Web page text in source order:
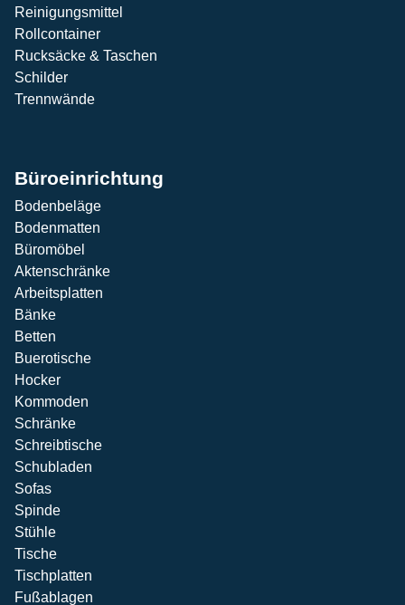
Reinigungsmittel
Rollcontainer
Rucksäcke & Taschen
Schilder
Trennwände
Büroeinrichtung
Bodenbeläge
Bodenmatten
Büromöbel
Aktenschränke
Arbeitsplatten
Bänke
Betten
Buerotische
Hocker
Kommoden
Schränke
Schreibtische
Schubladen
Sofas
Spinde
Stühle
Tische
Tischplatten
Fußablagen